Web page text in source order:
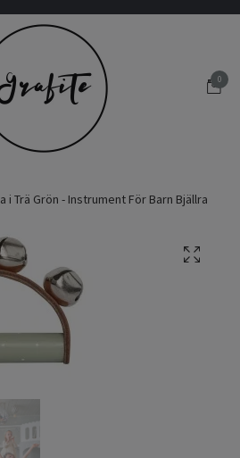
0
i Trä Grön - Instrument För Barn Bjällra